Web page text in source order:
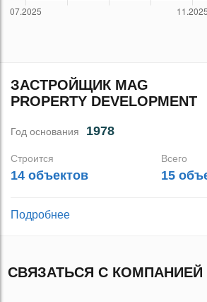
ЗАСТРОЙЩИК MAG
PROPERTY DEVELOPMENT
Год основания 1978
Строится
14 объектов
Всего
15
Подробнее
СВЯЗАТЬСЯ С КОМПАНИЕЙ